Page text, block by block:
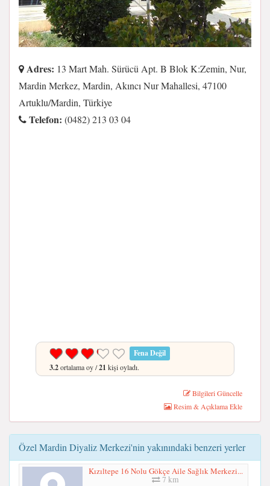
Adres: 13 Mart Mah. Sürücü Apt. B Blok K:Zemin, Nur,
Mardin Merkez, Mardin, Akıncı Nur Mahallesi, 47100
Artuklu/Mardin, Türkiye
Telefon: (0482) 213 03 04
Fena Değil
3.2ortalama oy /21 kişi oyladı.
Bilgileri Güncelle
Resim & Açıklama Ekle
Özel Mardin Diyaliz Merkezi'nin yakınındaki benzeri yerler
Kızıltepe 16 Nolu Gökçe Aile Sağlık Merkezi...
7 km